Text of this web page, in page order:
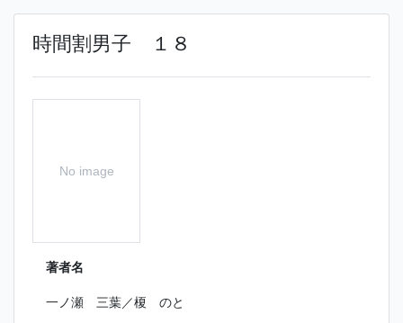
時間割男子 １８
No image
著者名
一ノ瀬 三葉／榎 のと